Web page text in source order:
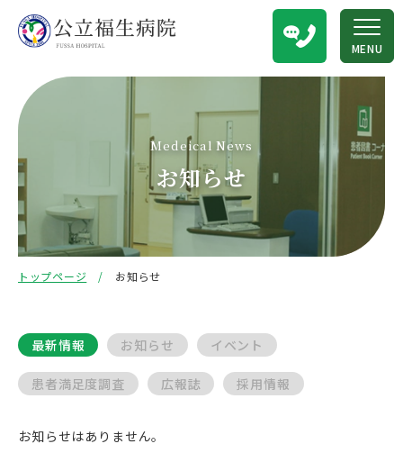
MENU
Medeical News
お知らせ
トップページ お知らせ
最新情報 お知らせ イベント
患者満足度調査 広報誌 採用情報
お知らせはありません。